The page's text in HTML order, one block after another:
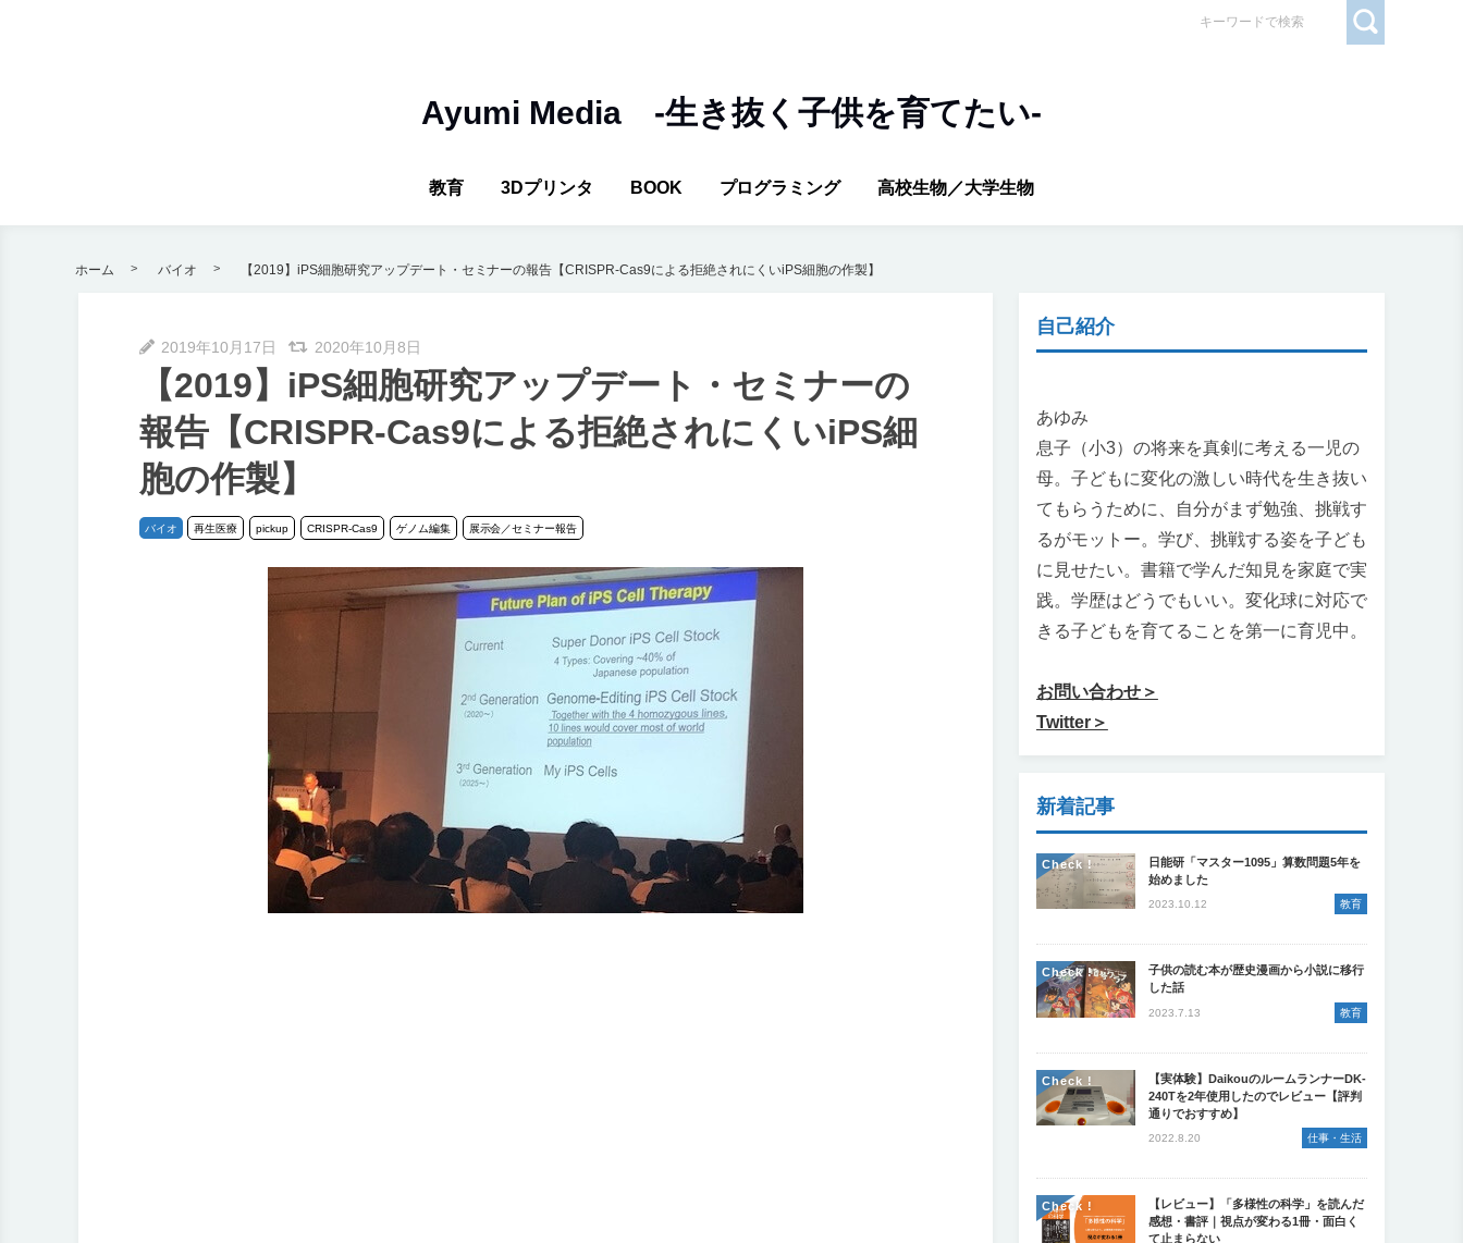
Ayumi Media -生き抜く子供を育てたい-
教育 3Dプリンタ BOOK プログラミング 高校生物／大学生物
ホーム バイオ 【2019】iPS細胞研究アップデート・セミナーの報告【CRISPR-Cas9による拒絶されにくいiPS細胞の作製】
2019年10月17日 2020年10月8日
【2019】iPS細胞研究アップデート・セミナーの
報告【CRISPR-Cas9による拒絶されにくいiPS細
胞の作製】
バイオ 再生医療 pickup CRISPR-Cas9 ゲノム編集 展示会／セミナー報告
自己紹介
あゆみ
息子（小3）の将来を真剣に考える一児の
母。子どもに変化の激しい時代を生き抜い
てもらうために、自分がまず勉強、挑戦す
るがモットー。学び、挑戦する姿を子ども
に見せたい。書籍で学んだ知見を家庭で実
践。学歴はどうでもいい。変化球に対応で
きる子どもを育てることを第一に育児中。
お問い合わせ＞
Twitter＞
新着記事
Check !
日能研「マスター1095」算数問題5年を
始めました
2023.10.12 教育
Check !
子供の読む本が歴史漫画から小説に移行
した話
2023.7.13 教育
Check !
【実体験】DaikouのルームランナーDK-
240Tを2年使用したのでレビュー【評判
通りでおすすめ】
2022.8.20 仕事・生活
Check !
【レビュー】「多様性の科学」を読んだ
感想・書評｜視点が変わる1冊・面白く
て止まらない